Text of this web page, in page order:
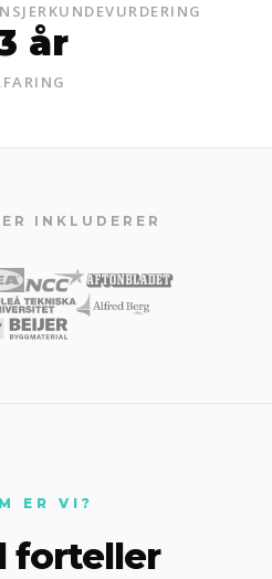
KUNDEVURDERING
år
INKLUDERER
ER VI?
forteller